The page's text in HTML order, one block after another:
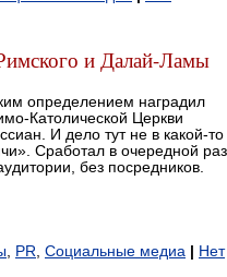
и Далай-Ламы
определением наградил
Католической Церкви
И дело тут не в какой-то
Сработал в очередной раз
без посредников.
PR Социальные медиа | Нет